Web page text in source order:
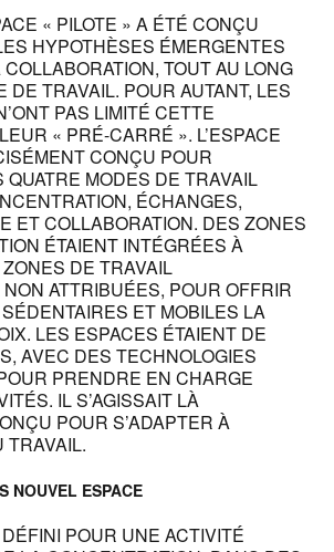
« PILOTE » A ÉTÉ CONÇU
HYPOTHÈSES ÉMERGENTES
TOUT AU LONG
DE TRAVAIL. POUR AUTANT, LES
PAS LIMITÉ CETTE
« PRÉ-CARRÉ ». L’ESPACE
CONÇU POUR
MODES DE TRAVAIL
ÉCHANGES,
ET COLLABORATION. DES ZONES
ÉTAIENT INTÉGRÉES À
DE TRAVAIL
ATTRIBUÉES, POUR OFFRIR
ET MOBILES LA
LES ESPACES ÉTAIENT DE
AVEC DES TECHNOLOGIES
PRENDRE EN CHARGE
IL S’AGISSAIT LÀ
POUR S’ADAPTER À
TRAVAIL.
NOUVEL ESPACE
DÉFINI POUR UNE ACTIVITÉ